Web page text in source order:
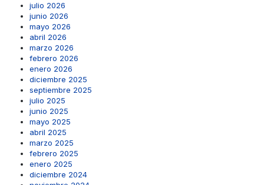
julio 2026
junio 2026
mayo 2026
abril 2026
marzo 2026
febrero 2026
enero 2026
diciembre 2025
septiembre 2025
julio 2025
junio 2025
mayo 2025
abril 2025
marzo 2025
febrero 2025
enero 2025
diciembre 2024